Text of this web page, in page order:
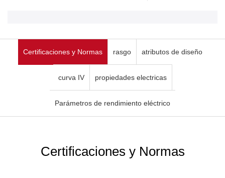
Certificaciones y Normas rasgo atributos de diseño
curva IV propiedades electricas
Parámetros de rendimiento eléctrico
Certificaciones y Normas